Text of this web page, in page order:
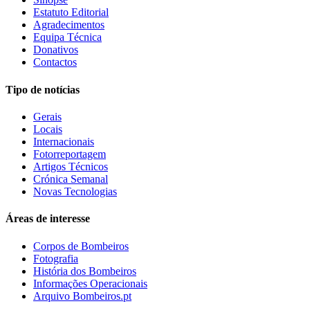
Estatuto Editorial
Agradecimentos
Equipa Técnica
Donativos
Contactos
Tipo de notícias
Gerais
Locais
Internacionais
Fotorreportagem
Artigos Técnicos
Crónica Semanal
Novas Tecnologias
Áreas de interesse
Corpos de Bombeiros
Fotografia
História dos Bombeiros
Informações Operacionais
Arquivo Bombeiros.pt